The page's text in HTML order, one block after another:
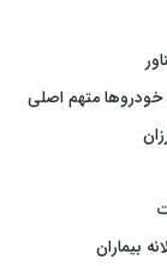
خودروها متهم اصلی
بیماران